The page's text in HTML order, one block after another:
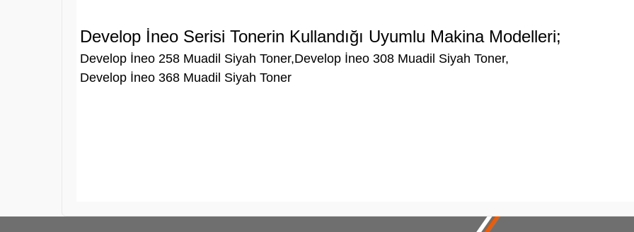
Develop İneo Serisi Tonerin Kullandığı Uyumlu Makina Modelleri;
Develop İneo 258 Muadil Siyah Toner,Develop İneo 308 Muadil Siyah Toner,
Develop İneo 368 Muadil Siyah Toner